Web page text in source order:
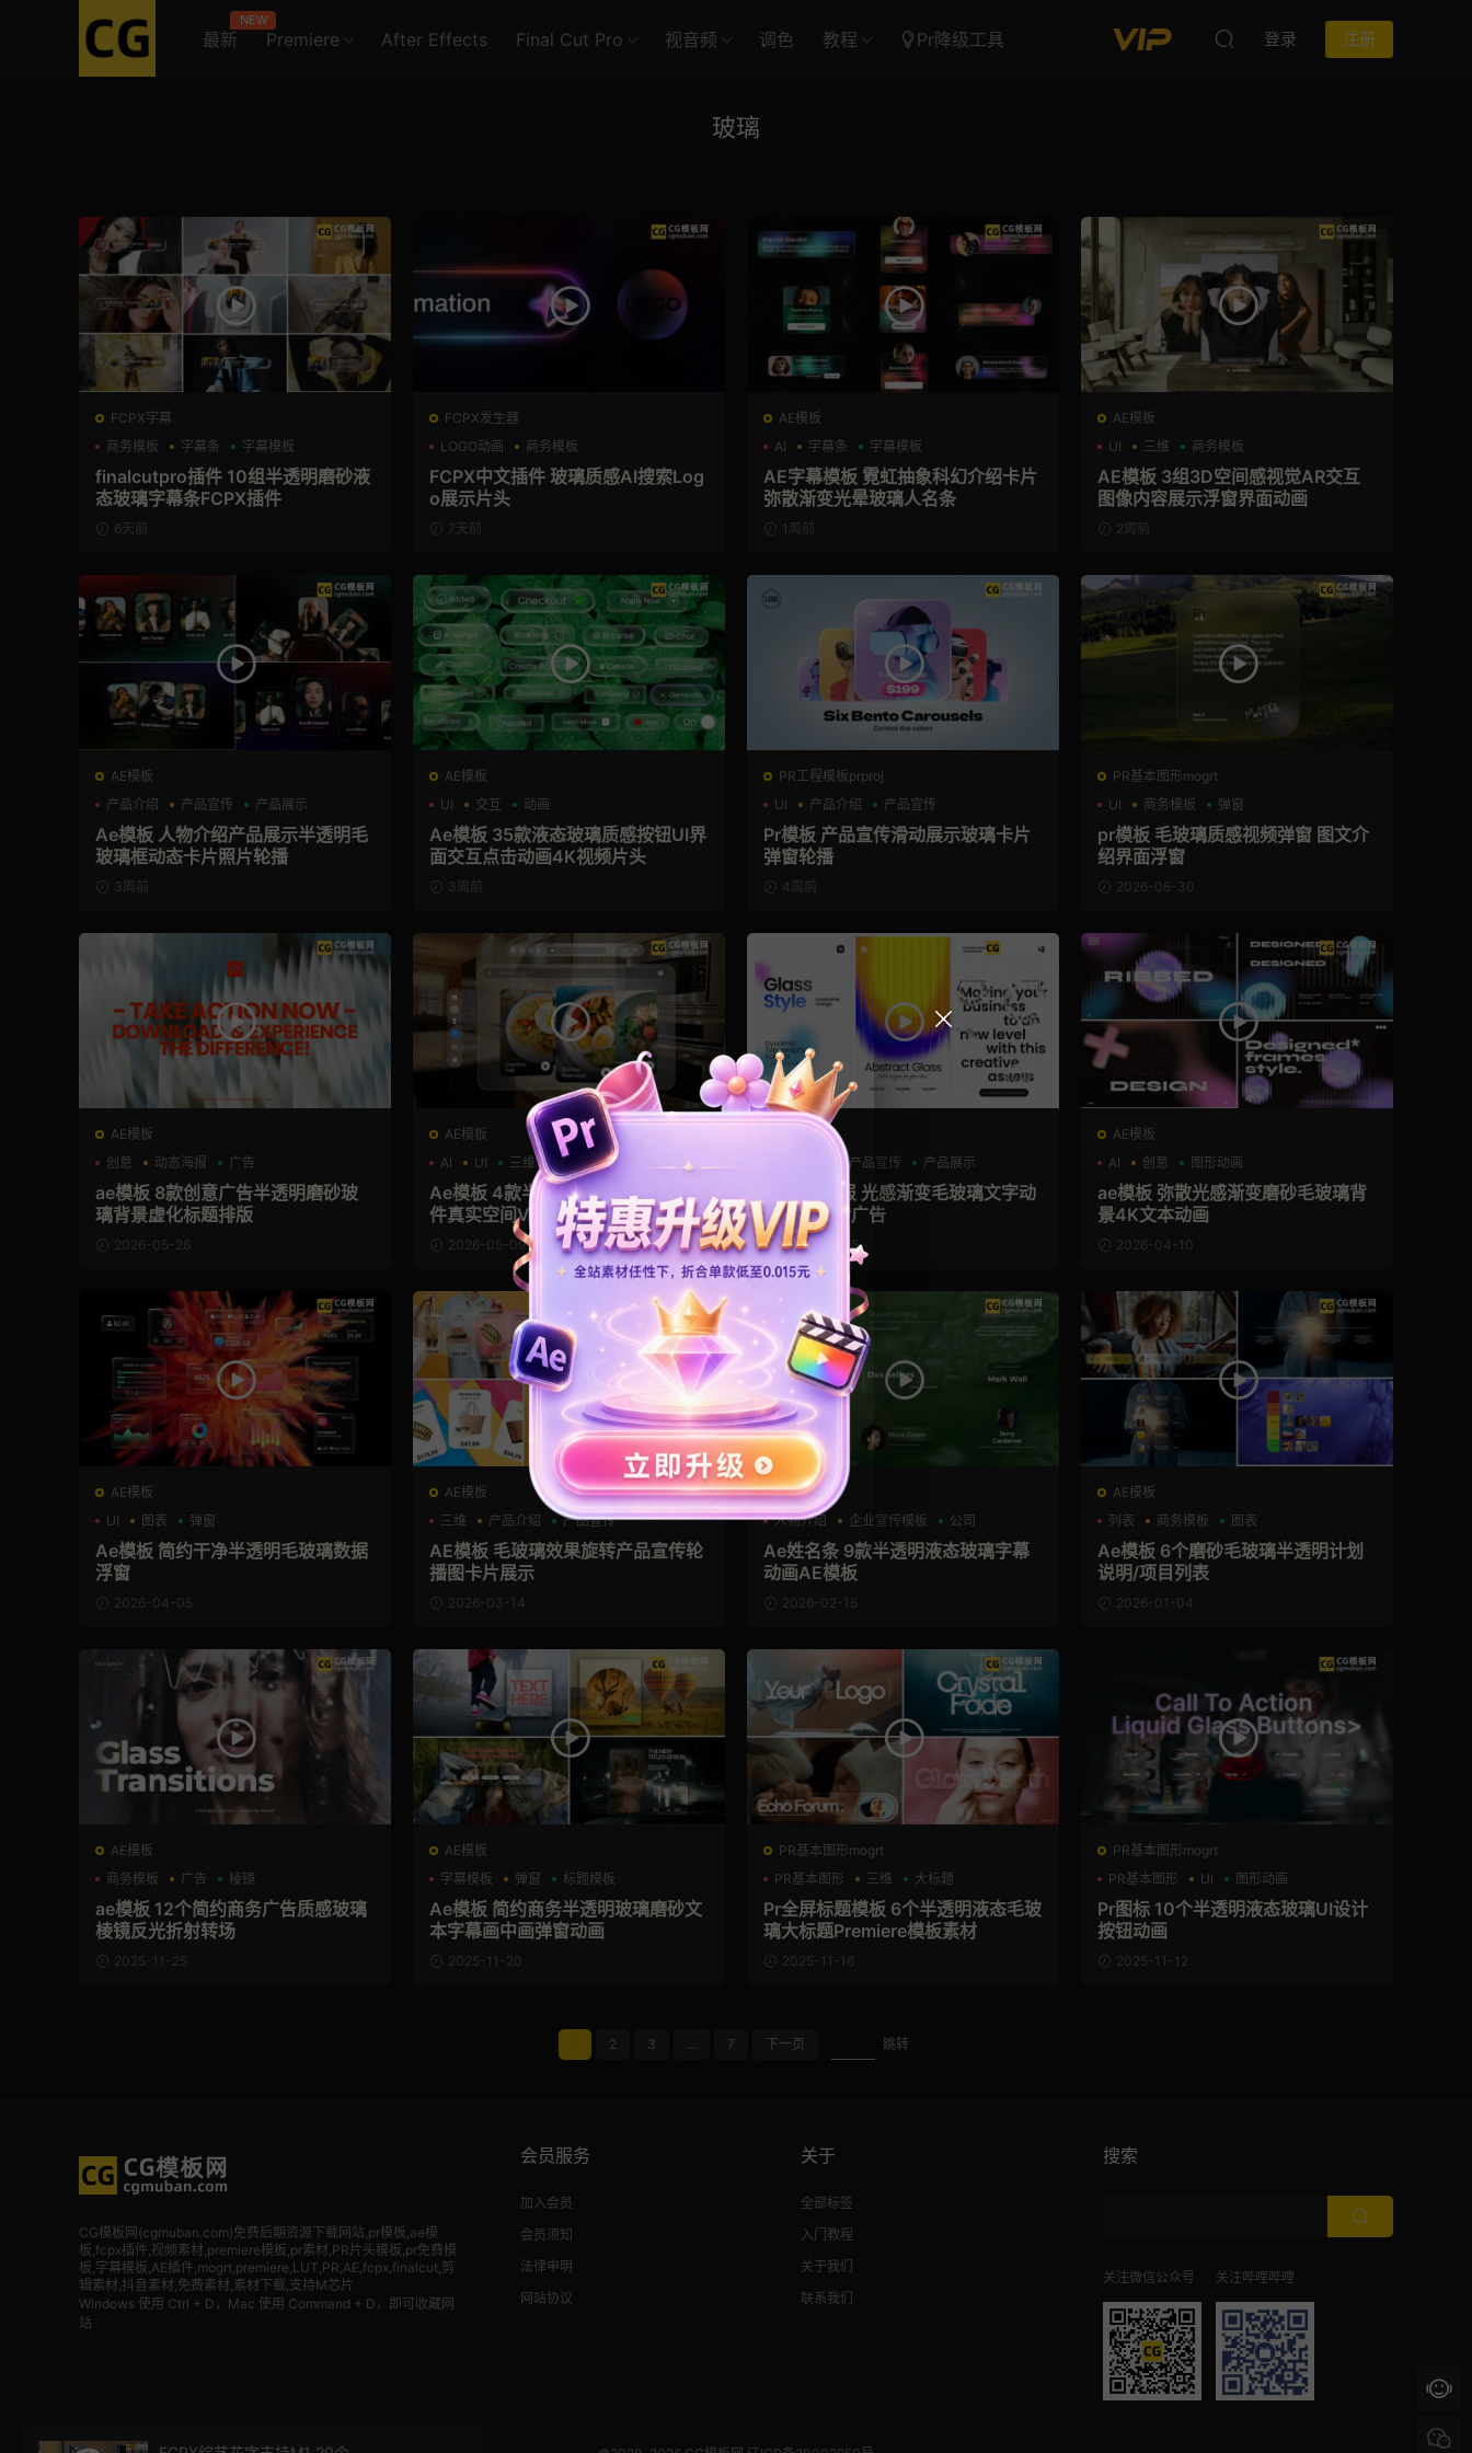
最新
NEW
Premiere After Effects Final Cut Pro 视音频 调色 教程 Pr降级工具 登录 注册
玻璃
FCPX字幕
商务模板
字幕条 字幕模板
finalcutpro插件 10组半透明磨砂液
态玻璃字幕条FCPX插件
6天前
FCPX发生器
LOGO动画
商务模板
支持Intel+M芯片
FCPX中文插件 玻璃质感AI搜索Log
o展示片头
7天前
AE模板
AI
字幕条 字幕模板
AE字幕模板 霓虹抽象科幻介绍卡片
弥散渐变光晕玻璃人名条
1周前
AE模板
UI
三维 商务模板
AE模板 3组3D空间感视觉AR交互
图像内容展示浮窗界面动画
2周前
AE模板
产品介绍
产品宣传 产品展示
Ae模板 人物介绍产品展示半透明毛
玻璃框动态卡片照片轮播
3周前
AE模板
UI
交互 动画
Ae模板 35款液态玻璃质感按钮UI界
面交互点击动画4K视频片头
3周前
PR工程模板prproj
UI
产品介绍 产品宣传
Pr模板 产品宣传滑动展示玻璃卡片
弹窗轮播
4周前
PR基本图形mogrt
UI
商务模板 弹窗
pr模板 毛玻璃质感视频弹窗 图文介
绍界面浮窗
2026-06-30
AE模板
创意
动态海报 广告
ae模板 8款创意广告半透明磨砂玻
璃背景虚化标题排版
2026-05-26
AE模板
AI
UI 三维
Ae模板 4款半透明液态玻璃浮窗组
件真实空间VR交互窗口图片展示卡
片 2026-05-09
AE模板
产品宣传 产品展示
Ae动态海报 光感渐变毛玻璃文字动
画设计宣传广告
2026-04-15
AE模板
AI
创意 图形动画
ae模板 弥散光感渐变磨砂毛玻璃背
景4K文本动画
2026-04-10
AE模板
UI
图表 弹窗
Ae模板 简约干净半透明毛玻璃数据
浮窗
2026-04-05
AE模板
三维
产品介绍 产品宣传
AE模板 毛玻璃效果旋转产品宣传轮
播图卡片展示
2026-03-14
AE模板
人物介绍
企业宣传模板 公司
Ae姓名条 9款半透明液态玻璃字幕
动画AE模板
2026-02-15
AE模板
列表
商务模板 图表
Ae模板 6个磨砂毛玻璃半透明计划
说明/项目列表
2026-01-04
AE模板
商务模板
广告 棱镜
ae模板 12个简约商务广告质感玻璃
棱镜反光折射转场
2025-11-25
AE模板
字幕模板
弹窗 标题模板
Ae模板 简约商务半透明玻璃磨砂文
本字幕画中画弹窗动画
2025-11-20
PR基本图形mogrt
PR基本图形
三维 大标题
Pr全屏标题模板 6个半透明液态毛玻
璃大标题Premiere模板素材
2025-11-16
PR基本图形mogrt
PR基本图形
UI 图形动画
Pr图标 10个半透明液态玻璃UI设计
按钮动画
2025-11-12
1 2 3 ... 7 下一页 跳转
CG模板网(cgmuban.com)免费后期资源下载网站,pr模板,ae模
板,fcpx插件,视频素材,premiere模板,pr素材,PR片头模板,pr免费模
板,字幕模板,AE插件,mogrt,premiere,LUT,PR,AE,fcpx,finalcut,剪
辑素材,抖音素材,免费素材,素材下载,支持M芯片
Windows 使用 Ctrl + D，Mac 使用 Command + D，即可收藏网
站
会员服务
加入会员
会员须知
法律申明
网站协议
关于
全部标签
入门教程
关于我们
联系我们
搜索
关注微信公众号 关注哔哩哔哩